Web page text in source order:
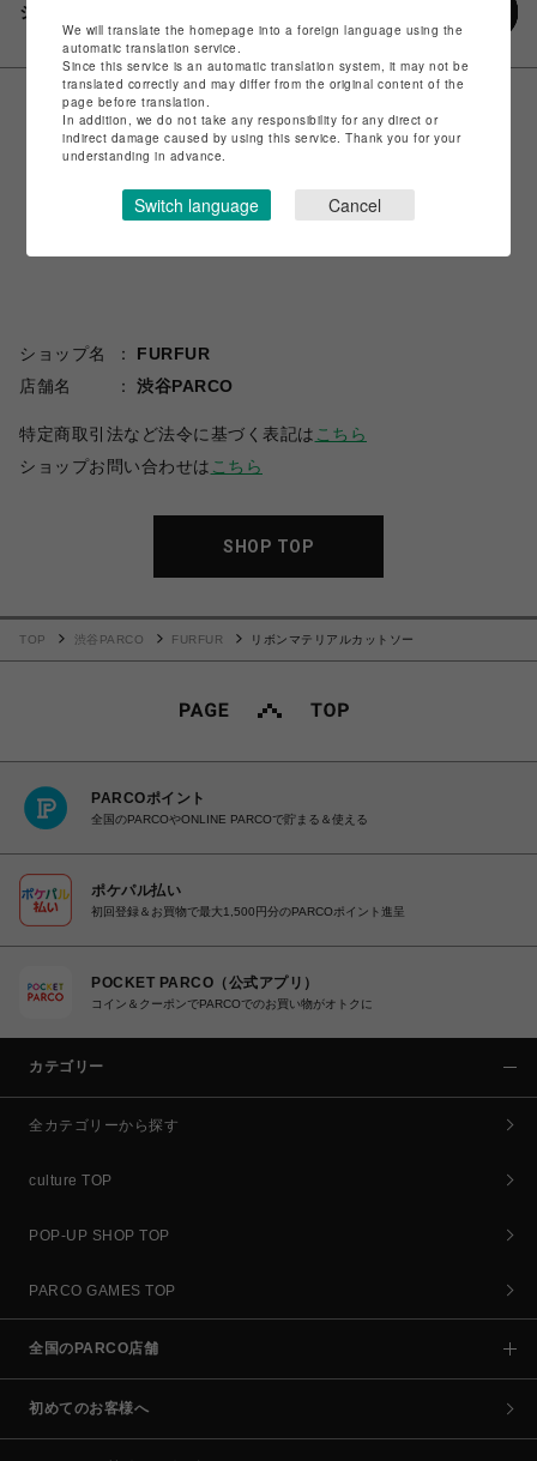
シェアする
ショップ名
FURFUR
店舗名
渋谷PARCO
特定商取引法など法令に基づく表記は こちら
ショップお問い合わせは こちら
SHOP TOP
TOP 渋谷PARCO FURFUR リボンマテリアルカットソー
PARCOポイント
全国のPARCOやONLINE PARCOで貯まる＆使える
ポケパル払い
初回登録＆お買物で最大1,500円分のPARCOポイント進呈
POCKET PARCO（公式アプリ）
コイン＆クーポンでPARCOでのお買い物がオトクに
カテゴリー
全カテゴリーから探す
culture TOP
POP-UP SHOP TOP
PARCO GAMES TOP
全国のPARCO店舗
初めてのお客様へ
We will translate the homepage into a foreign language using the
automatic translation service.
Since this service is an automatic translation system, it may not be
translated correctly and may differ from the original content of the
page before translation.
In addition, we do not take any responsibility for any direct or
indirect damage caused by using this service. Thank you for your
understanding in advance.
Switch language Cancel